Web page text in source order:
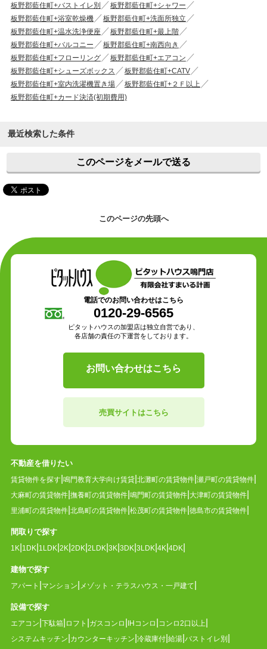
板野郡藍住町+バストイレ別
板野郡藍住町+シャワー
板野郡藍住町+浴室乾燥機
板野郡藍住町+洗面所独立
板野郡藍住町+温水洗浄便座
板野郡藍住町+最上階
板野郡藍住町+バルコニー
板野郡藍住町+南西向き
板野郡藍住町+フローリング
板野郡藍住町+エアコン
板野郡藍住町+シューズボックス
板野郡藍住町+CATV
板野郡藍住町+室内洗濯機置き場
板野郡藍住町+２Ｆ以上
板野郡藍住町+カード決済(初期費用)
最近検索した条件
このページをメールで送る
このページの先頭へ
電話でのお問い合わせはこちら
0120-29-6565
ピタットハウスの加盟店は独立自営であり、
各店舗の責任の下運営をしております。
お問い合わせはこちら
売買サイトはこちら
不動産を借りたい
賃貸物件を探す 鳴門教育大学向け賃貸 北灘町の賃貸物件 瀬戸町の賃貸物件
大麻町の賃貸物件 撫養町の賃貸物件 鳴門町の賃貸物件 大津町の賃貸物件
里浦町の賃貸物件 北島町の賃貸物件 松茂町の賃貸物件 徳島市の賃貸物件
間取りで探す
1K 1DK 1LDK 2K 2DK 2LDK 3K 3DK 3LDK 4K 4DK
建物で探す
アパート マンション メゾット・テラスハウス・一戸建て
設備で探す
エアコン 下駄箱 ロフト ガスコンロ IHコンロ コンロ2口以上
システムキッチン カウンターキッチン 冷蔵庫付 給湯 バストイレ別